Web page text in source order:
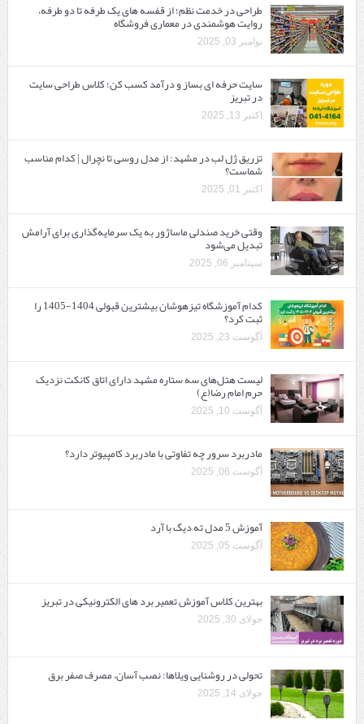
طراحی در خدمت نظم؛ از قفسه ‌های یک‌ طرفه تا دو طرفه،
روایت هوشمندی در معماری فروشگاه
نوامبر 03, 2025
سایت حرفه ‌ای بساز و درآمد کسب کن؛ کلاس طراحی سایت
در تبریز
اکتبر 13, 2025
تزریق ژل لب در مشهد: از مدل روسی تا نچرال | کدام مناسب
شماست؟
اکتبر 01, 2025
وقتی خرید صندلی ماساژور به یک سرمایه‌گذاری برای آرامش
تبدیل می‌شود
سپتامبر 06, 2025
کدام آموزشگاه تیزهوشان بیشترین قبولی 1404-1405 را
ثبت کرد؟
آگوست 23, 2025
لیست هتل‌های سه ستاره مشهد دارای اتاق کانکت نزدیک
حرم امام رضا(ع)
آگوست 10, 2025
مادربرد سرور چه تفاوتی با مادربرد کامپیوتر دارد؟
آگوست 06, 2025
آموزش 5 مدل ته دیگ با آرد
آگوست 05, 2025
بهترین کلاس آموزش تعمیر برد های الکترونیکی در تبریز
جولای 30, 2025
تحولی در روشنایی ویلاها: نصب آسان، مصرف صفر برق
جولای 14, 2025